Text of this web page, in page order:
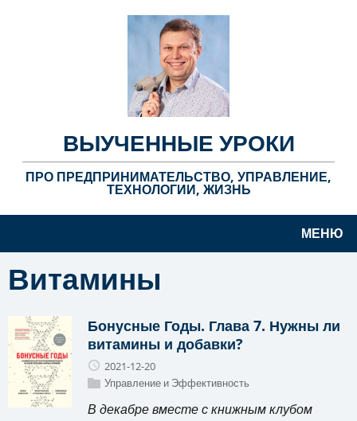
ВЫУЧЕННЫЕ УРОКИ
ПРО ПРЕДПРИНИМАТЕЛЬСТВО, УПРАВЛЕНИЕ,
ТЕХНОЛОГИИ, ЖИЗНЬ
МЕНЮ
Витамины
Бонусные Годы. Глава 7. Нужны ли
витамины и добавки?
2021-12-20
Управление и Эффективность
В декабре вместе с книжным клубом